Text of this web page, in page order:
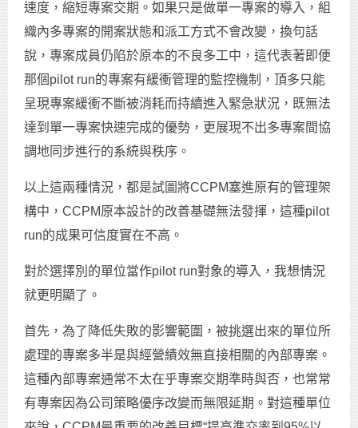
速度，縮短專案交期。如果只是做單一專案的導入，組
織內多專案的開案狀態和派工方式不會改變，換句話
說，專案成員仍陷於原本的不良多工中，這代表著即便
那個pilot run的專案有緩衝管理的監控機制，頂多只能
呈現專案緩衝不斷被消耗而持續進入緊急狀況，既無法
達到單一專案快速完成的優勢，更展現不出多專案間協
調地同步進行的系統與秩序。
以上這兩種情況，都是試圖將CCPM塞進原有的管理架
構中，CCPM原本設計的改善基礎無法發揮，這種pilot
run的成果可信度實在不高。
對於選擇別的單位當作pilot run對象的導入，我想情況
就更明顯了。
首先，為了降低失敗的影響範圍，被挑選出來的單位所
處理的專案多半是與經營績效無直接相關的內部專案。
這種內部專案通常不太在乎專案交期準時與否，也常常
有專案因為公司策略優序改變而無限延期。對這種單位